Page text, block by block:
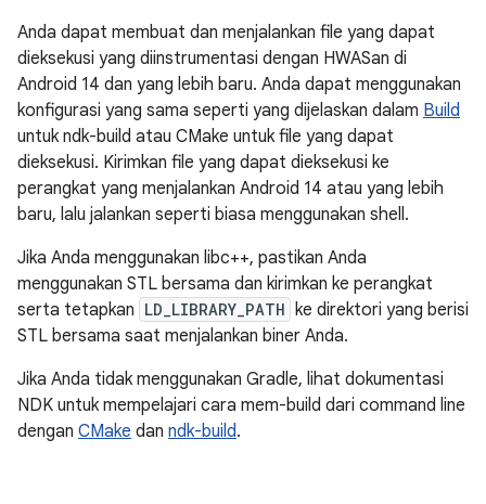
Anda dapat membuat dan menjalankan file yang dapat
dieksekusi yang diinstrumentasi dengan HWASan di
Android 14 dan yang lebih baru. Anda dapat menggunakan
konfigurasi yang sama seperti yang dijelaskan dalam Build
untuk ndk-build atau CMake untuk file yang dapat
dieksekusi. Kirimkan file yang dapat dieksekusi ke
perangkat yang menjalankan Android 14 atau yang lebih
baru, lalu jalankan seperti biasa menggunakan shell.
Jika Anda menggunakan libc++, pastikan Anda
menggunakan STL bersama dan kirimkan ke perangkat
serta tetapkan LD_LIBRARY_PATH ke direktori yang berisi
STL bersama saat menjalankan biner Anda.
Jika Anda tidak menggunakan Gradle, lihat dokumentasi
NDK untuk mempelajari cara mem-build dari command line
dengan CMake dan ndk-build.